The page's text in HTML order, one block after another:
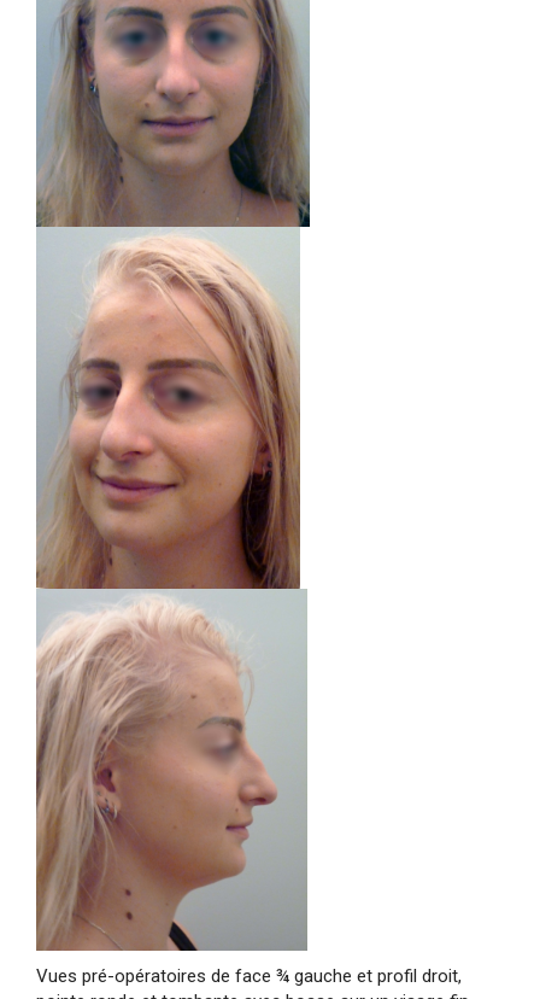
Vues pré-opératoires de face ¾ gauche et profil droit,